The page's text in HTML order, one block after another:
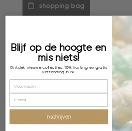
shopping bag
Blijf op de hoogte en
mis niets!
Ontdek nieuwe collecties, 10% korting en gratis
verzending in NL
inschrijven